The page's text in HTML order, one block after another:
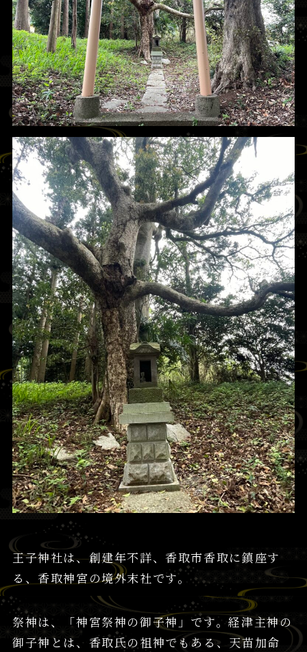
王子神社は、創建年不詳、香取市香取に鎮座す
る、香取神宮の境外末社です。
祭神は、「神宮祭神の御子神」です。経津主神の
御子神とは、香取氏の祖神でもある、天苗加命